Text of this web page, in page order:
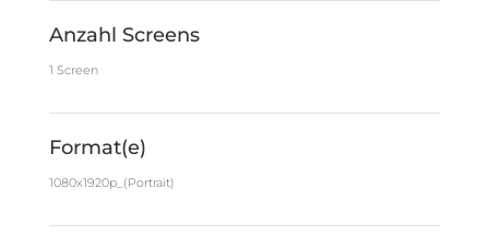
Anzahl Screens
1 Screen
Format(e)
1080x1920p_(Portrait)